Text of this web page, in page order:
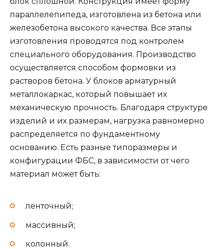
параллелепипеда, изготовлена из бетона или
железобетона высокого качества. Все этапы
изготовления проводятся под контролем
специального оборудования. Производство
осуществляется способом формовки из
растворов бетона. У блоков арматурный
металлокаркас, который повышает их
механическую прочность. Благодаря структуре
изделий и их размерам, нагрузка равномерно
распределяется по фундаментному
основанию. Есть разные типоразмеры и
конфигурации ФБС, в зависимости от чего
материал может быть:
ленточный;
массивный;
колонный.